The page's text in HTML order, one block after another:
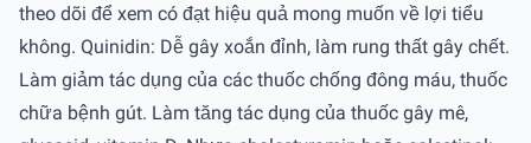
theo dõi để xem có đạt hiệu quả mong muốn về lợi tiểu
không. Quinidin: Dễ gây xoắn đỉnh, làm rung thất gây chết.
Làm giảm tác dụng của các thuốc chống đông máu, thuốc
chữa bệnh gút. Làm tăng tác dụng của thuốc gây mê,